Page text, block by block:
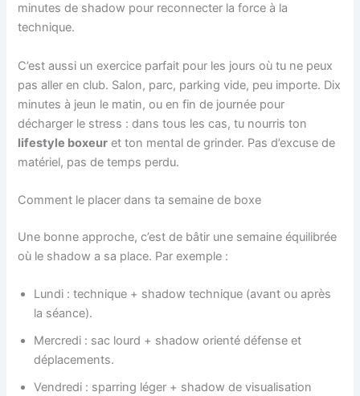
minutes de shadow pour reconnecter la force à la
technique.
C’est aussi un exercice parfait pour les jours où tu ne peux
pas aller en club. Salon, parc, parking vide, peu importe. Dix
minutes à jeun le matin, ou en fin de journée pour
décharger le stress : dans tous les cas, tu nourris ton
lifestyle boxeur et ton mental de grinder. Pas d’excuse de
matériel, pas de temps perdu.
Comment le placer dans ta semaine de boxe
Une bonne approche, c’est de bâtir une semaine équilibrée
où le shadow a sa place. Par exemple :
Lundi : technique + shadow technique (avant ou après
la séance).
Mercredi : sac lourd + shadow orienté défense et
déplacements.
Vendredi : sparring léger + shadow de visualisation